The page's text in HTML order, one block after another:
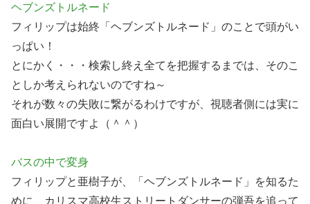
ヘブンズトルネード
フィリップは始終「ヘブンズトルネード」のことで頭がい
っぱい！
とにかく・・・検索し終え全てを把握するまでは、そのこ
としか考えられないのですね～
それが数々の失敗に繋がるわけですが、視聴者側には実に
面白い展開ですよ（＾＾）
バスの中で変身
フィリップと亜樹子が、「ヘブンズトルネード」を知るた
めに、カリスマ高校生ストリートダンサーの弾吾を追って